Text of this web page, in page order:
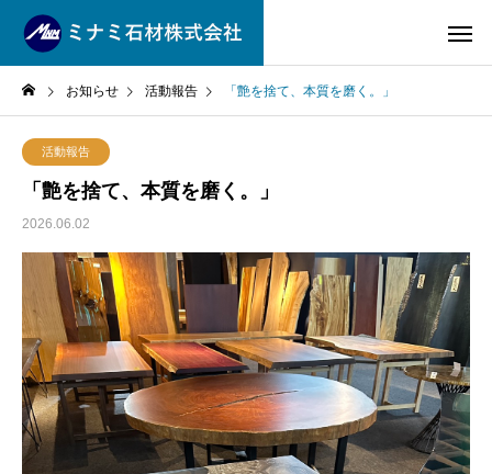
お知らせ 活動報告 「艶を捨て、本質を磨く。」
活動報告
「艶を捨て、本質を磨く。」
2026.06.02